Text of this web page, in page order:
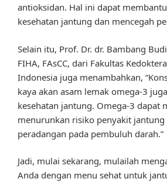
antioksidan. Hal ini dapat
kesehatan jantung dan mencegah
Selain itu, Prof. Dr. dr. Bambang Budi
FIHA, FAsCC, dari Fakultas
Indonesia juga menambahkan,
kaya akan asam lemak omega-3
kesehatan jantung. Omega-3 dapat
menurunkan risiko penyakit
peradangan pada pembuluh darah.”
Jadi, mulai sekarang, mulailah
Anda dengan menu sehat untuk